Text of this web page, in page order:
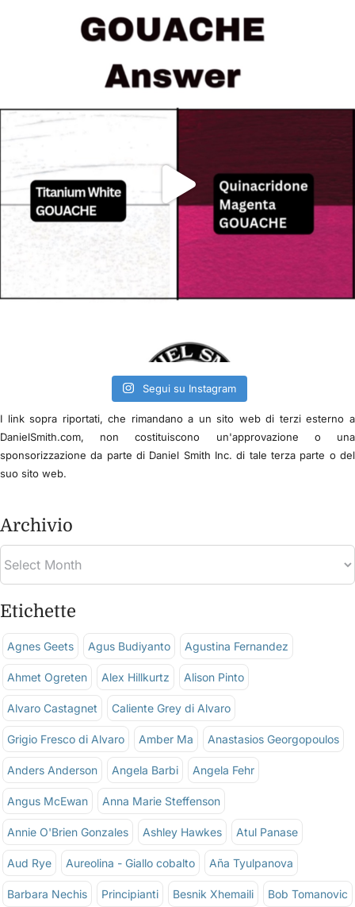
Segui su Instagram
I link sopra riportati, che rimandano a un sito web di terzi esterno a
DanielSmith.com, non costituiscono un'approvazione o una
sponsorizzazione da parte di Daniel Smith Inc. di tale terza parte o del
suo sito web.
Archivio
Etichette
Agnes Geets Agus Budiyanto Agustina Fernandez
Ahmet Ogreten Alex Hillkurtz Alison Pinto
Alvaro Castagnet Caliente Grey di Alvaro
Grigio Fresco di Alvaro Amber Ma Anastasios Georgopoulos
Anders Anderson Angela Barbi Angela Fehr
Angus McEwan Anna Marie Steffenson
Annie O'Brien Gonzales Ashley Hawkes Atul Panase
Aud Rye Aureolina - Giallo cobalto Aña Tyulpanova
Barbara Nechis Principianti Besnik Xhemaili Bob Tomanovic